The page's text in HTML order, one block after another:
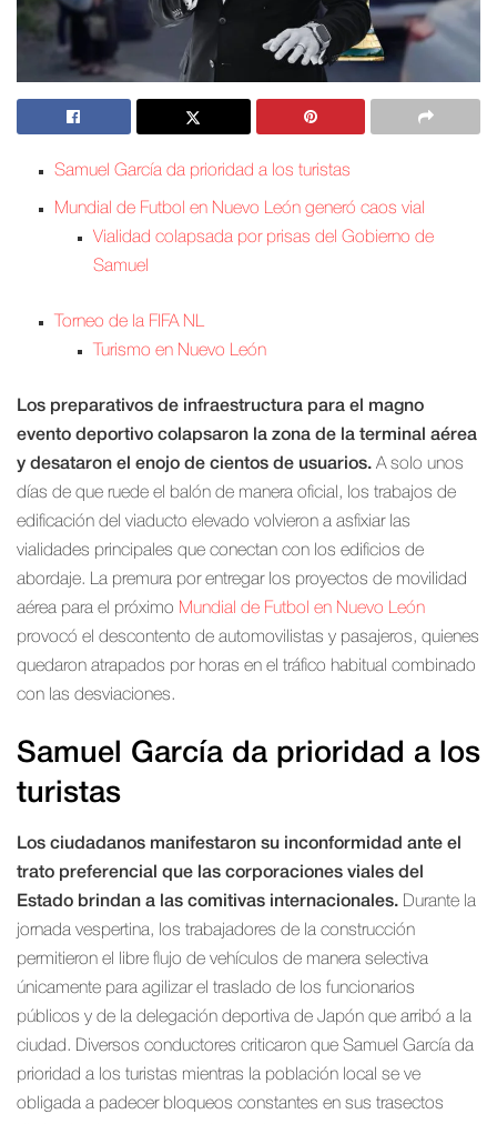
Samuel García da prioridad a los turistas
Mundial de Futbol en Nuevo León generó caos vial
Vialidad colapsada por prisas del Gobierno de
Samuel
Torneo de la FIFA NL
Turismo en Nuevo León
Los preparativos de infraestructura para el magno
evento deportivo colapsaron la zona de la terminal aérea
y desataron el enojo de cientos de usuarios. A solo unos
días de que ruede el balón de manera oficial, los trabajos de
edificación del viaducto elevado volvieron a asfixiar las
vialidades principales que conectan con los edificios de
abordaje. La premura por entregar los proyectos de movilidad
aérea para el próximo Mundial de Futbol en Nuevo León
provocó el descontento de automovilistas y pasajeros, quienes
quedaron atrapados por horas en el tráfico habitual combinado
con las desviaciones.
Samuel García da prioridad a los
turistas
Los ciudadanos manifestaron su inconformidad ante el
trato preferencial que las corporaciones viales del
Estado brindan a las comitivas internacionales. Durante la
jornada vespertina, los trabajadores de la construcción
permitieron el libre flujo de vehículos de manera selectiva
únicamente para agilizar el traslado de los funcionarios
públicos y de la delegación deportiva de Japón que arribó a la
ciudad. Diversos conductores criticaron que Samuel García da
prioridad a los turistas mientras la población local se ve
obligada a padecer bloqueos constantes en sus trasectos